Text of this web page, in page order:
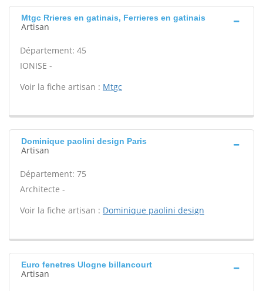
Mtgc Rrieres en gatinais, Ferrieres en gatinais
Artisan
Département: 45
IONISE -
Voir la fiche artisan : Mtgc
Dominique paolini design Paris
Artisan
Département: 75
Architecte -
Voir la fiche artisan : Dominique paolini design
Euro fenetres Ulogne billancourt
Artisan